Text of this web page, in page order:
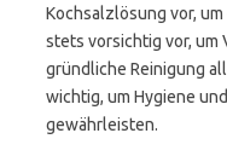
Kochsalzlösung vor,
stets vorsichtig vor, um
gründliche Reinigung
wichtig, um Hygiene
gewährleisten.